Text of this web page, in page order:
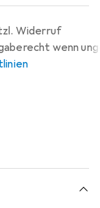
Widerruf
wenn